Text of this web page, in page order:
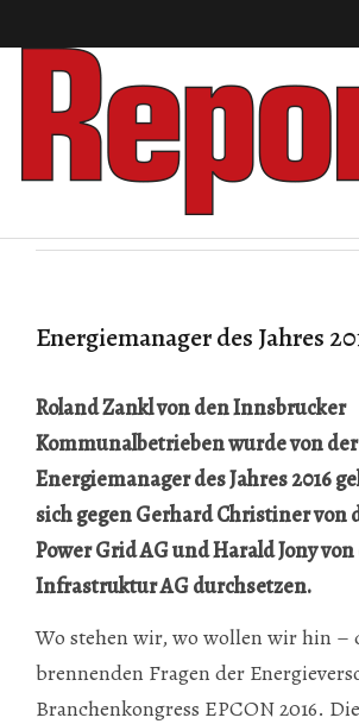
Energiemanager des Jahres
Roland Zankl von den Innsbrucker
Kommunalbetrieben wurde von
Energiemanager des Jahres 2016
sich gegen Gerhard Christiner von
Power Grid AG und Harald Jony
Infrastruktur AG durchsetzen.
Wo stehen wir, wo wollen wir hin –
brennenden Fragen der
Branchenkongress EPCON 2016.